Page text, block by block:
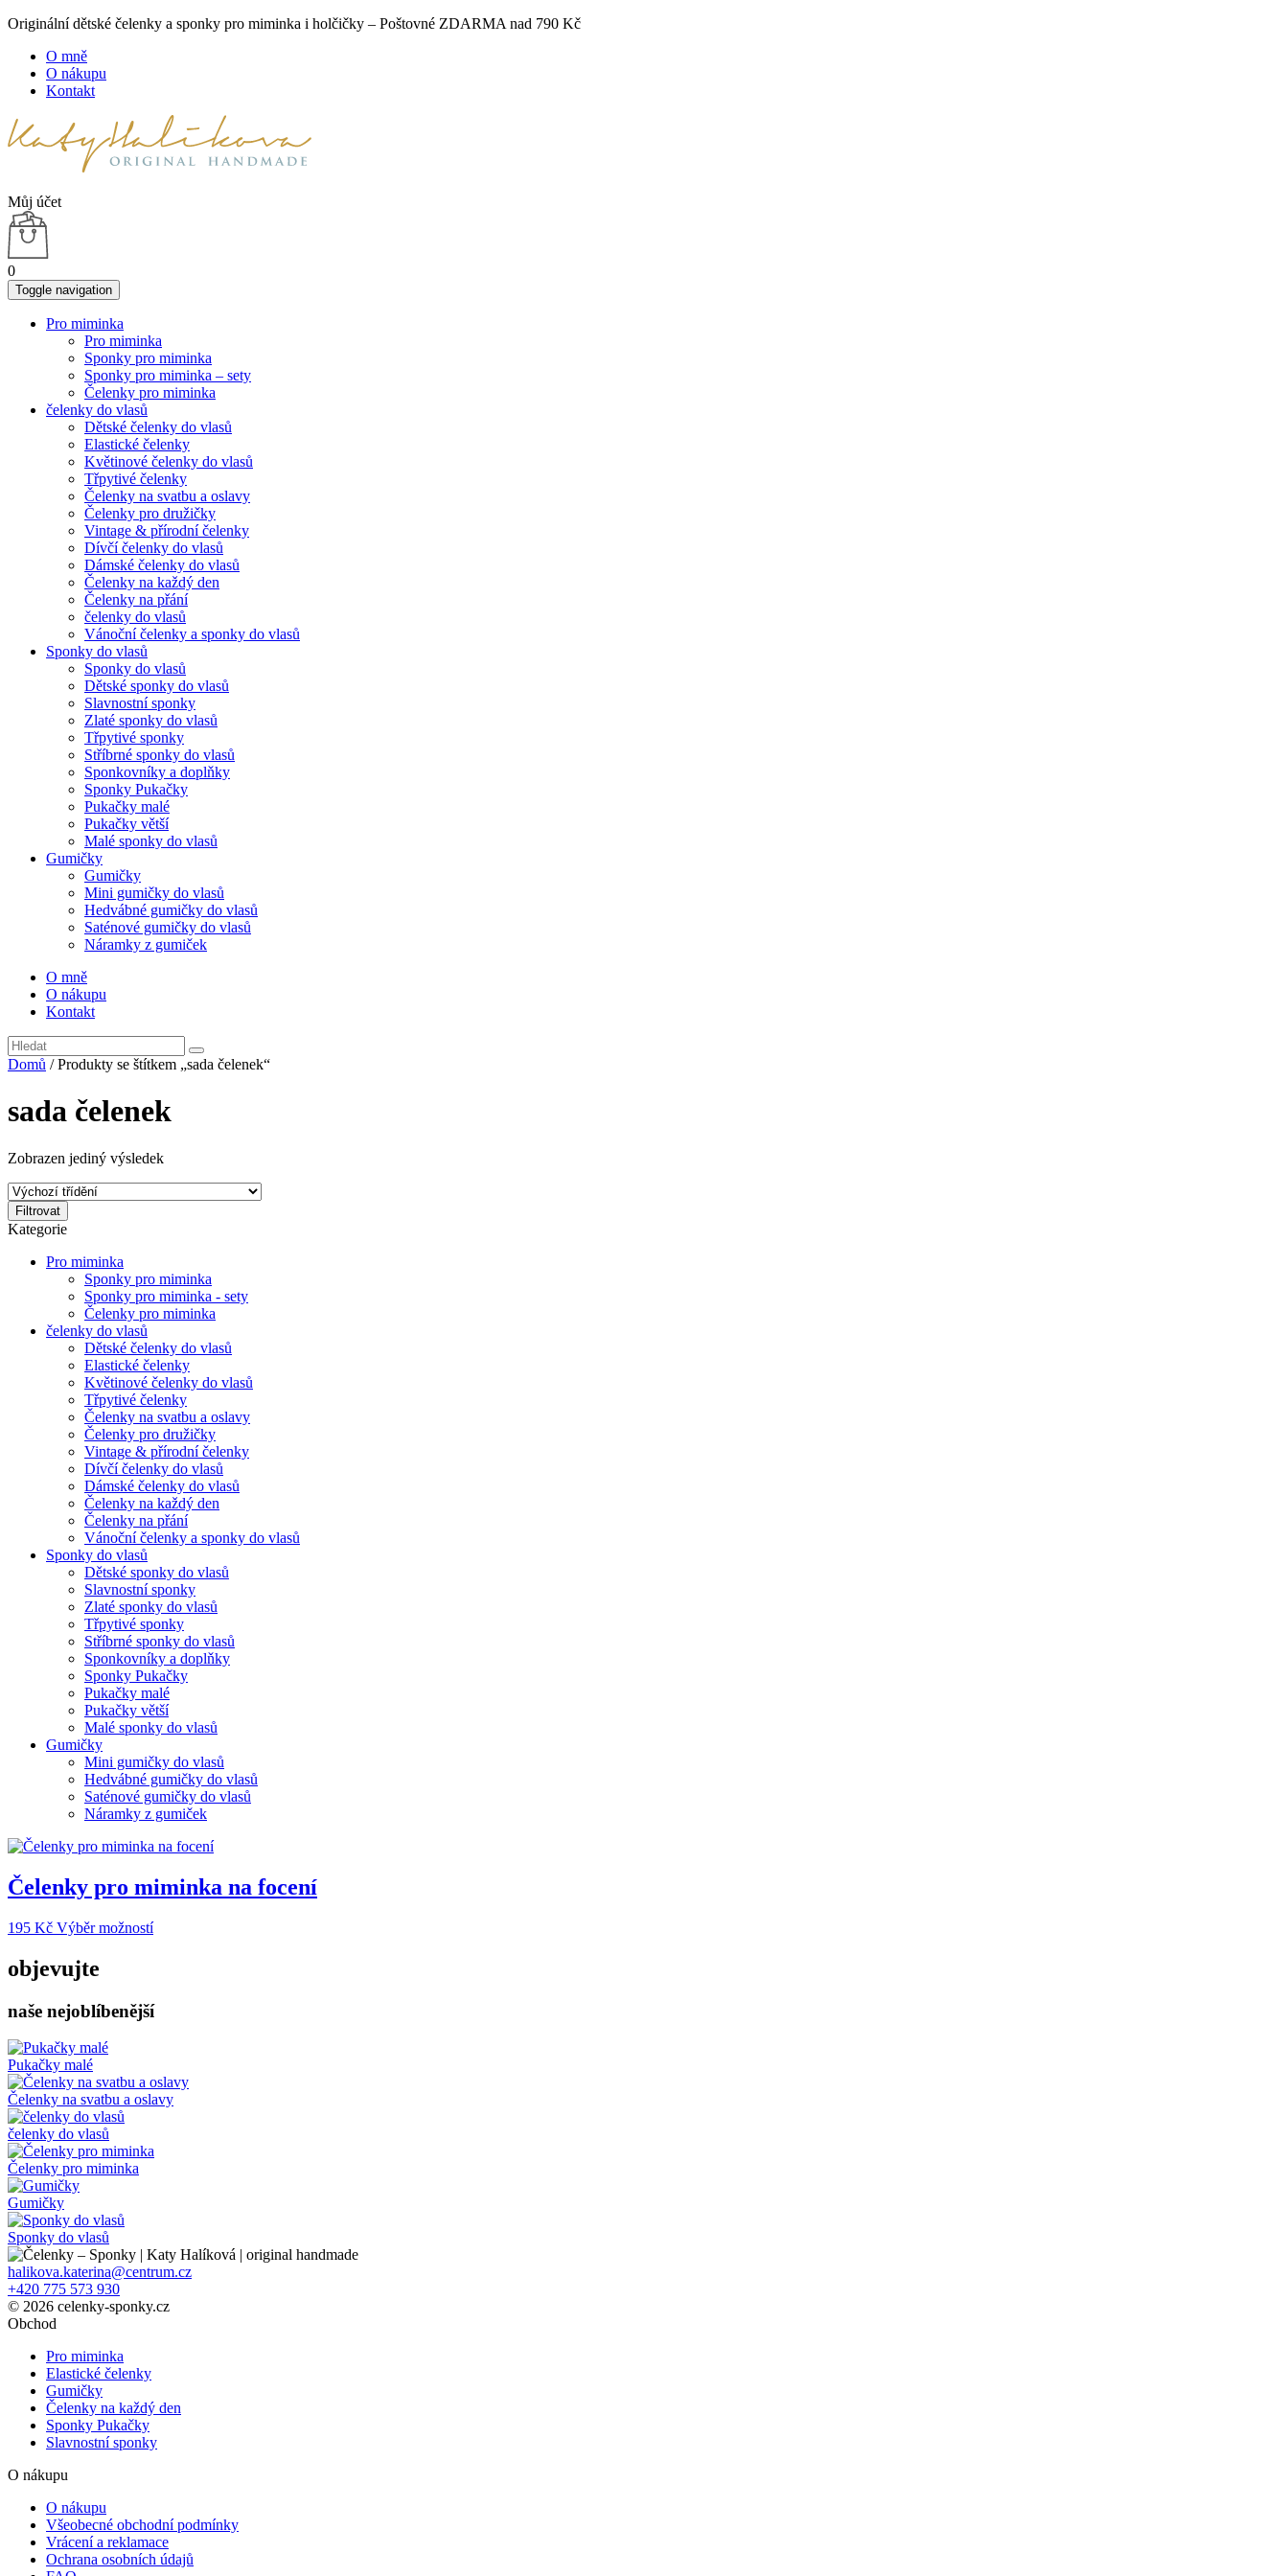
Originální dětské čelenky a sponky pro miminka i holčičky – Poštovné ZDARMA nad 790 Kč
O mně
O nákupu
Kontakt
Můj účet
0
Toggle navigation
Pro miminka
Pro miminka
Sponky pro miminka
Sponky pro miminka – sety
Čelenky pro miminka
čelenky do vlasů
Dětské čelenky do vlasů
Elastické čelenky
Květinové čelenky do vlasů
Třpytivé čelenky
Čelenky na svatbu a oslavy
Čelenky pro družičky
Vintage & přírodní čelenky
Dívčí čelenky do vlasů
Dámské čelenky do vlasů
Čelenky na každý den
Čelenky na přání
čelenky do vlasů
Vánoční čelenky a sponky do vlasů
Sponky do vlasů
Sponky do vlasů
Dětské sponky do vlasů
Slavnostní sponky
Zlaté sponky do vlasů
Třpytivé sponky
Stříbrné sponky do vlasů
Sponkovníky a doplňky
Sponky Pukačky
Pukačky malé
Pukačky větší
Malé sponky do vlasů
Gumičky
Gumičky
Mini gumičky do vlasů
Hedvábné gumičky do vlasů
Saténové gumičky do vlasů
Náramky z gumiček
O mně
O nákupu
Kontakt
Domů / Produkty se štítkem „sada čelenek“
sada čelenek
Zobrazen jediný výsledek
Filtrovat
Kategorie
Pro miminka
Sponky pro miminka
Sponky pro miminka - sety
Čelenky pro miminka
čelenky do vlasů
Dětské čelenky do vlasů
Elastické čelenky
Květinové čelenky do vlasů
Třpytivé čelenky
Čelenky na svatbu a oslavy
Čelenky pro družičky
Vintage & přírodní čelenky
Dívčí čelenky do vlasů
Dámské čelenky do vlasů
Čelenky na každý den
Čelenky na přání
Vánoční čelenky a sponky do vlasů
Sponky do vlasů
Dětské sponky do vlasů
Slavnostní sponky
Zlaté sponky do vlasů
Třpytivé sponky
Stříbrné sponky do vlasů
Sponkovníky a doplňky
Sponky Pukačky
Pukačky malé
Pukačky větší
Malé sponky do vlasů
Gumičky
Mini gumičky do vlasů
Hedvábné gumičky do vlasů
Saténové gumičky do vlasů
Náramky z gumiček
Čelenky pro miminka na focení
195 Kč Výběr možnostíTento
Možnosti
stránce
produktu
objevujte
naše nejoblíbenější
Pukačky malé
Čelenky na svatbu a oslavy
čelenky do vlasů
Čelenky pro miminka
Gumičky
Sponky do vlasů
halikova.katerina@centrum.cz
+420 775 573 930
© 2026 celenky-sponky.cz
Obchod
Pro miminka
Elastické čelenky
Gumičky
Čelenky na každý den
Sponky Pukačky
Slavnostní sponky
O nákupu
O nákupu
Všeobecné obchodní podmínky
Vrácení a reklamace
Ochrana osobních údajů